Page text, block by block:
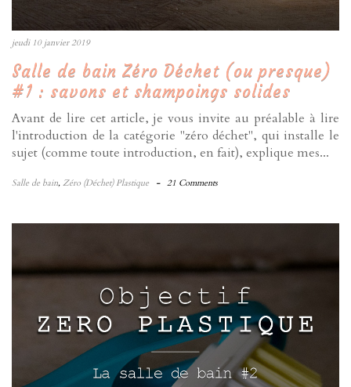
jeudi 10 janvier 2019
Salle de bain Zéro Déchet (ou presque)
#1 : savons et shampoings solides
Avant de lire cet article, je vous invite au préalable à lire
l'introduction de la catégorie "zéro déchet", qui installe le
sujet (comme toute introduction, en fait), explique mes...
Salle de bain, Zéro (Déchet) Plastique - 21 Comments